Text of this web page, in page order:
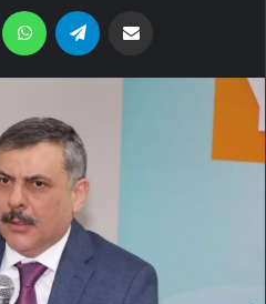
MessengerWhatsApp